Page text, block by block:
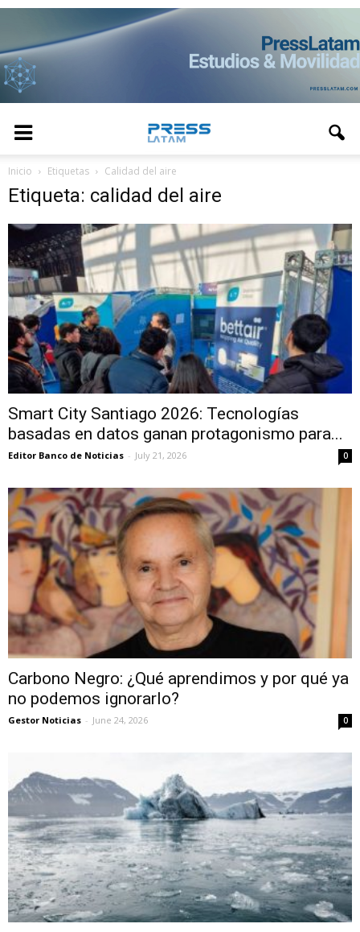
Inicio Etiquetas Calidad del aire
Etiqueta: calidad del aire
Smart City Santiago 2026: Tecnologías
basadas en datos ganan protagonismo para...
Editor Banco de Noticias - July 21, 2026 0
Carbono Negro: ¿Qué aprendimos y por qué ya
no podemos ignorarlo?
Gestor Noticias - June 24, 2026 0